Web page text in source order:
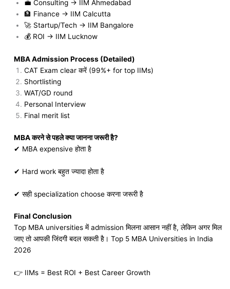
💼 Consulting → IIM Ahmedabad
🏦 Finance → IIM Calcutta
🚀 Startup/Tech → IIM Bangalore
💰 ROI → IIM Lucknow
MBA Admission Process (Detailed)
CAT Exam clear करें (99%+ for top IIMs)
Shortlisting
WAT/GD round
Personal Interview
Final merit list
MBA करने से पहले क्या जानना जरूरी है?
✔ MBA expensive होता है
✔ Hard work बहुत ज्यादा होता है
✔ सही specialization choose करना जरूरी है
Final Conclusion
Top MBA universities में admission मिलना आसान नहीं है, लेकिन अगर मिल
जाए तो आपकी जिंदगी बदल सकती है। Top 5 MBA Universities in India
2026
👉 IIMs = Best ROI + Best Career Growth